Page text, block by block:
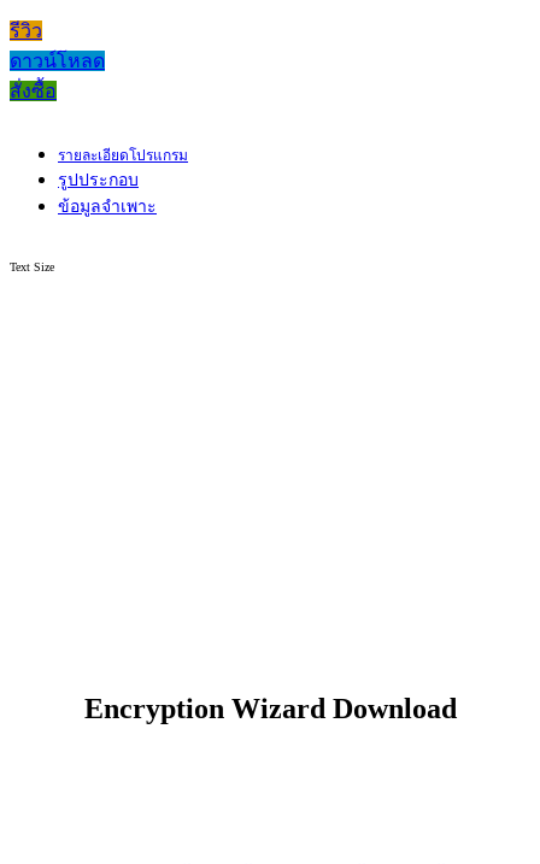
รีวิว
ดาวน์โหลด
สั่งซื้อ
รายละเอียดโปรแกรม
รูปประกอบ
ข้อมูลจำเพาะ
Text Size
Encryption Wizard Download